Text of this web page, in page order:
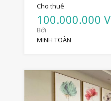
Cho thuê
100.000.000
Bởi
MINH TOÀN